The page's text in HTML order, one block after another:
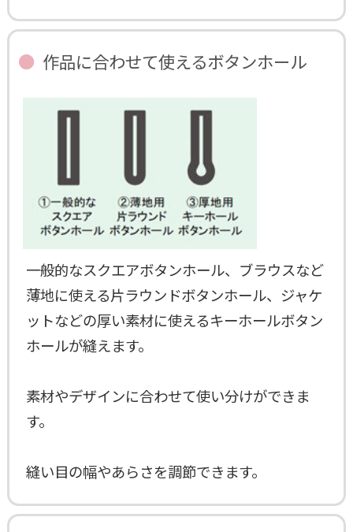
作品に合わせて使えるボタンホール
一般的なスクエアボタンホール、ブラウスなど
薄地に使える片ラウンドボタンホール、ジャケ
ットなどの厚い素材に使えるキーホールボタン
ホールが縫えます。
素材やデザインに合わせて使い分けができま
す。
縫い目の幅やあらさを調節できます。